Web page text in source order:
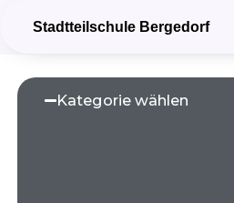
Stadtteilschule Bergedorf
Kategorie wählen